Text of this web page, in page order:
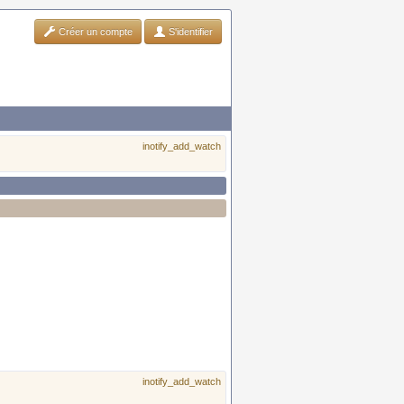
Créer un compte S'identifier
inotify_add_watch
inotify_add_watch